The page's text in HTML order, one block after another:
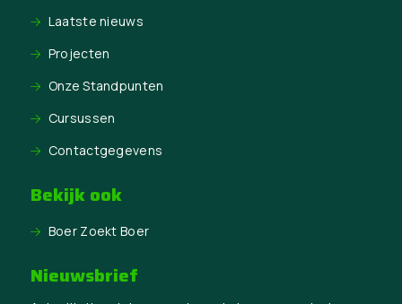
Laatste nieuws
Projecten
Onze Standpunten
Cursussen
Contactgegevens
Bekijk ook
Boer Zoekt Boer
Nieuwsbrief